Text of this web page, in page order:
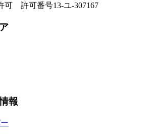
可 許可番号13-ユ-307167
報